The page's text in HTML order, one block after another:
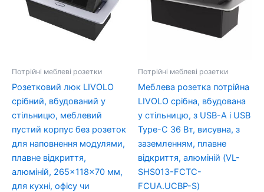
Потрійні меблеві розетки
Розетковий люк LIVOLO
срібний, вбудований у
стільницю, меблевий
пустий корпус без розеток
для наповнення модулями,
плавне відкриття,
алюміній, 265×118×70 мм,
для кухні, офісу чи
Потрійні меблеві розетки
Меблева розетка потрійна
LIVOLO срібна, вбудована
у стільницю, з USB-A і USB
Type-C 36 Вт, висувна, з
заземленням, плавне
відкриття, алюміній (VL-
SHS013-FCTC-
FCUA.UCBP-S)